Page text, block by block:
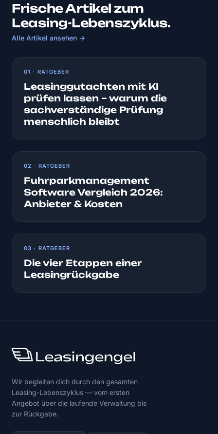
Frische Artikel zum
Leasing-Lebenszyklus.
Alle Artikel ansehen →
01 · RATGEBER
Leasinggutachten mit KI
prüfen lassen – warum die
sachverständige Prüfung
menschlich bleibt
02 · RATGEBER
Fuhrparkmanagement
Software Vergleich 2026:
Anbieter & Kosten
03 · RATGEBER
Die vier Etappen einer
Leasingrückgabe
Wir begleiten dich durch den gesamten
Leasing-Lebenszyklus — vom ersten
Angebot über die laufende Verwaltung bis
zur Rückgabe.